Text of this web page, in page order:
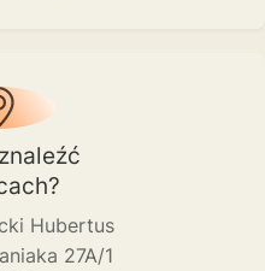
Hubertus
27A/1